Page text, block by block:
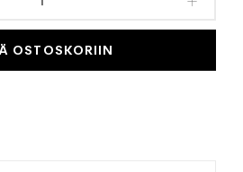
OSTOSKORIIN